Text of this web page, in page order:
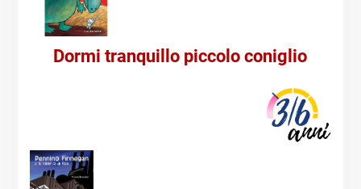
Dormi tranquillo piccolo coniglio